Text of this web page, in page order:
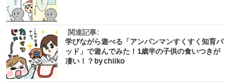
関連記事:
学びながら遊べる「アンパンマンすくすく知育パ
ッド」で遊んでみた！1歳半の子供の食いつきが
凄い！？by chiiko